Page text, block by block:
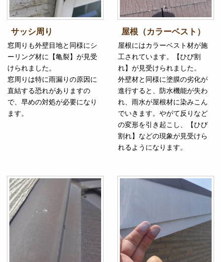
サッシ周り
窓周りも外壁目地と同様にシ
ーリング材に【亀裂】が見受
けられました。
窓周りは特に雨漏りの原因に
直結する恐れがありますの
で、早めの対処が必要になり
ます。
屋根（カラーベスト）
屋根にはカラーベスト材が施
工されています。【ひび割
れ】が見受けられました。
外壁材と同様に塗膜の劣化が
進行すると、防水機能が失わ
れ、雨水が屋根材に染みこん
でいきます。やがて反りなど
の変形を引き起こし、【ひび
割れ】などの現象が見受けら
れるようになります。